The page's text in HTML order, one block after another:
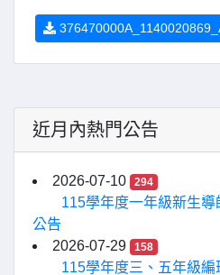
近月內熱門公告
2026-07-10 294
115學年度一年級新生
公告
2026-07-29
158
115學年度三、五年級